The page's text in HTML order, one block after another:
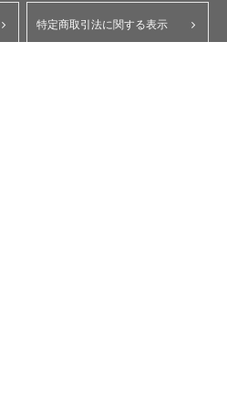
特定商取引法に関する表示